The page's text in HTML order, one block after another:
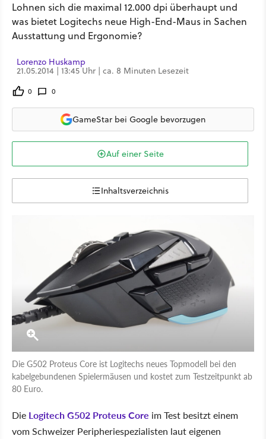
Lohnen sich die maximal 12.000 dpi überhaupt und
was bietet Logitechs neue High-End-Maus in Sachen
Ausstattung und Ergonomie?
Lorenzo Huskamp
21.05.2014 | 13:45 Uhr | ca. 8 Minuten Lesezeit
0 0
GameStar bei Google bevorzugen
Auf einer Seite
Inhaltsverzeichnis
Die G502 Proteus Core ist Logitechs neues Topmodell bei den
kabelgebundenen Spielermäusen und kostet zum Testzeitpunkt ab
80 Euro.
Die Logitech G502 Proteus Core im Test besitzt einem
vom Schweizer Peripheriespezialisten laut eigenen